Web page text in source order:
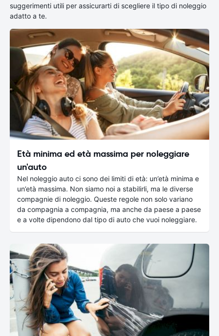
suggerimenti utili per assicurarti di scegliere il tipo di noleggio
adatto a te.
Età minima ed età massima per noleggiare
un'auto
Nel noleggio auto ci sono dei limiti di età: un’età minima e
un’età massima. Non siamo noi a stabilirli, ma le diverse
compagnie di noleggio. Queste regole non solo variano
da compagnia a compagnia, ma anche da paese a paese
e a volte dipendono dal tipo di auto che vuoi noleggiare.